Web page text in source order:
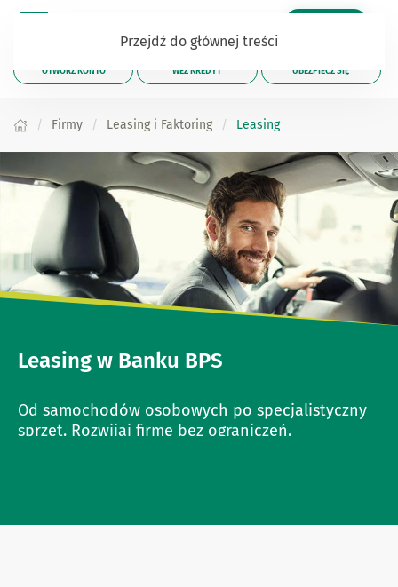
Przejdź do głównej treści
OTWÓRZ KONTO WEŹ KREDYT UBEZPIECZ SIĘ
Firmy Leasing i Faktoring Leasing
Leasing w Banku BPS
Od samochodów osobowych po specjalistyczny
sprzęt. Rozwijaj firmę bez ograniczeń.